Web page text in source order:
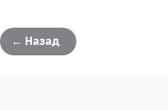
← Назад